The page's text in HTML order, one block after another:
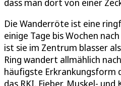
Die Wanderröte ist eine
einige Tage bis Wochen
ist sie im Zentrum blasser
Ring wandert allmählich
häufigste Erkrankungsform
das RKI. Fieber, Muskel-